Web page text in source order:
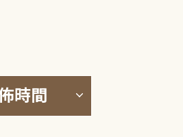
排序 (升降冪)
時間 按發佈時間